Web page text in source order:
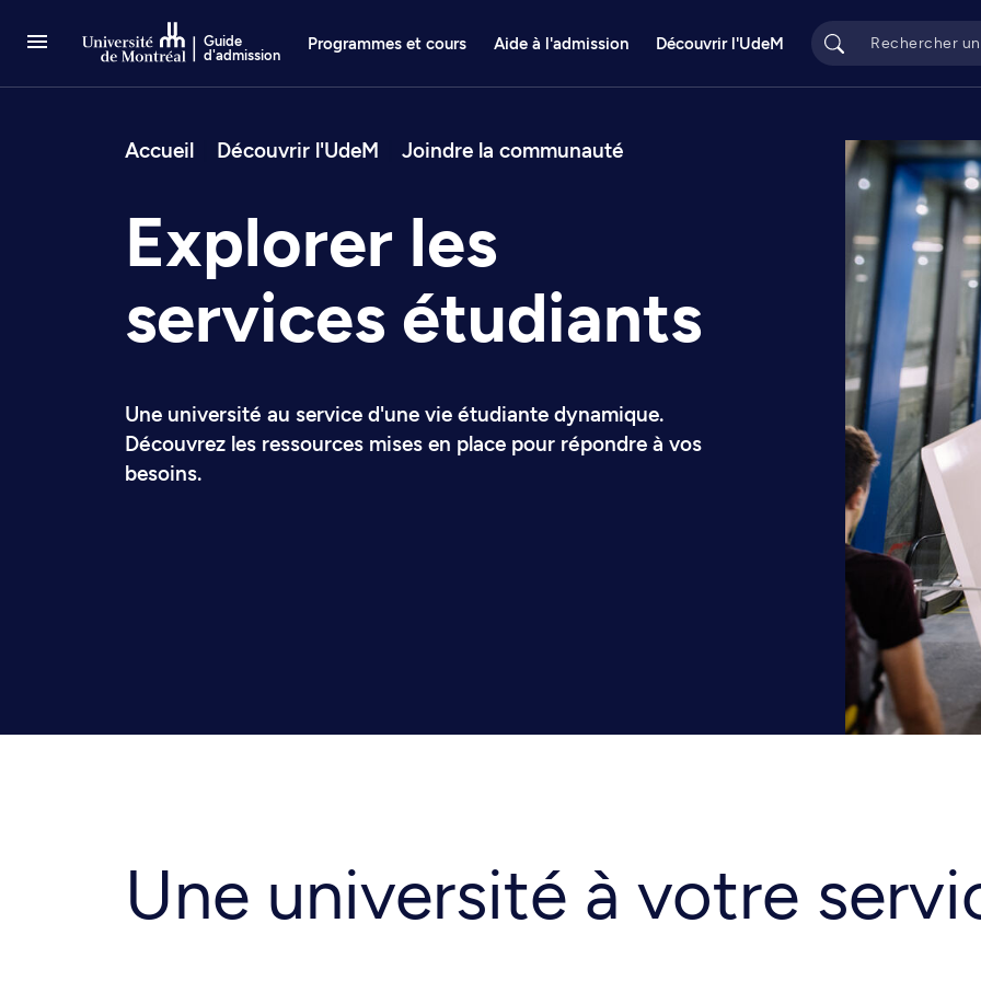
Guide
d'admission
Programmes et cours Aide à l'admission Découvrir l'UdeM
Fil d’arianne
Accueil Découvrir l'UdeM Joindre la communauté
Explorer les
services étudiants
Une université au service d'une vie étudiante dynamique.
Découvrez les ressources mises en place pour répondre à vos
besoins.
Une université à votre